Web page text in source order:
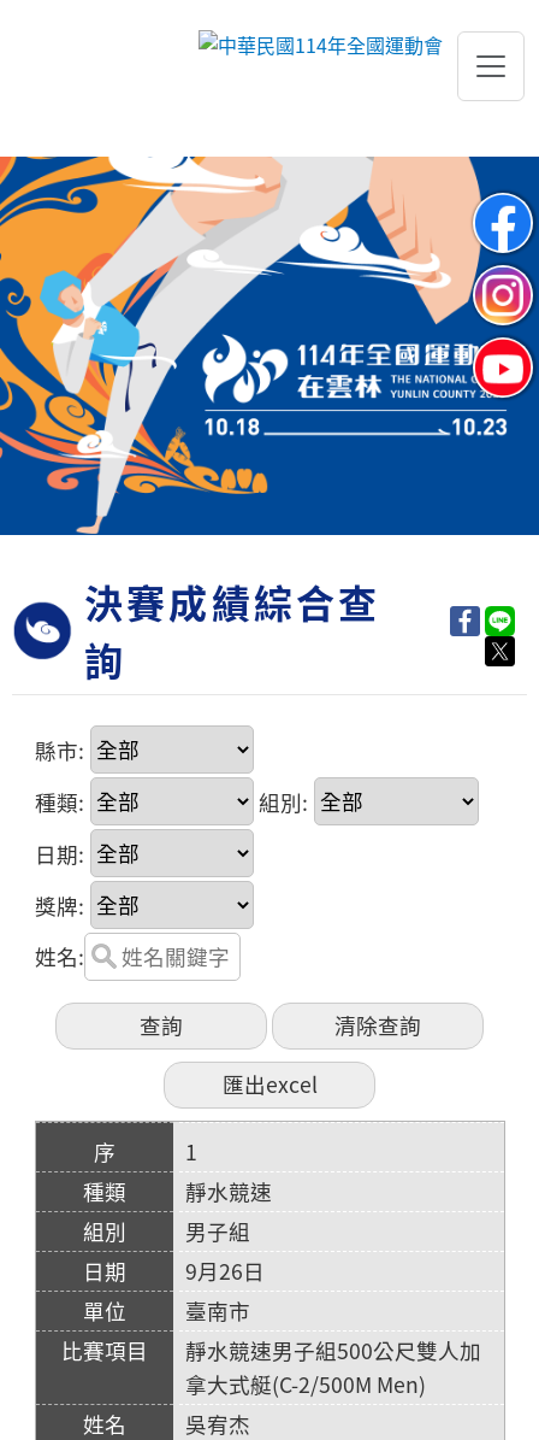
跳到主要內容
決賽成績綜合查
詢
縣市:
種類:
組別:
日期:
獎牌:
姓名:
1
靜水競速
男子組
9月26日
臺南市
靜水競速男子組500公尺雙人加
拿大式艇(C-2/500M Men)
吳宥杰